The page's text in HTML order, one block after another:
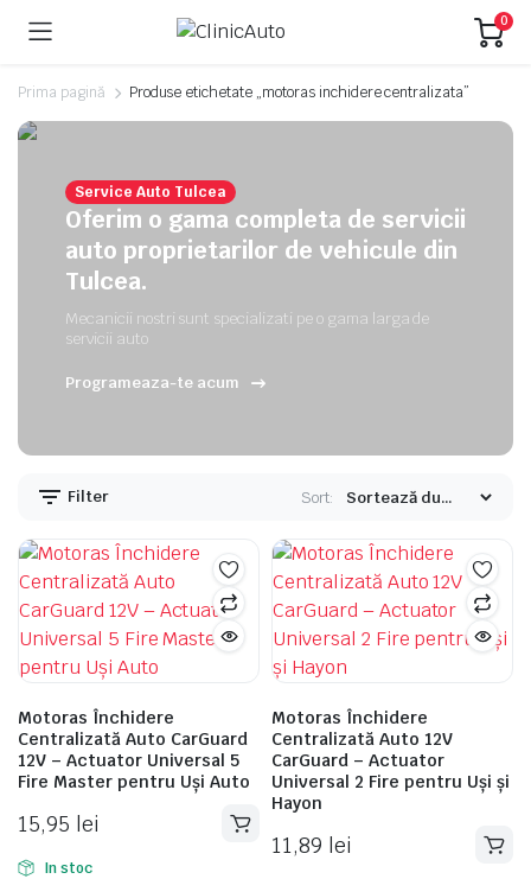
0
Prima pagină Produse etichetate „motoras inchidere centralizata”
Service Auto Tulcea
Oferim o gama completa de servicii
auto proprietarilor de vehicule din
Tulcea.
Mecanicii nostri sunt specializati pe o gama larga de
servicii auto
Programeaza-te acum
Filter Sort:
Motoras Închidere
Centralizată Auto CarGuard
12V – Actuator Universal 5
Fire Master pentru Uși Auto
15,95 lei
In stoc
Motoras Închidere
Centralizată Auto 12V
CarGuard – Actuator
Universal 2 Fire pentru Uși și
Hayon
11,89 lei